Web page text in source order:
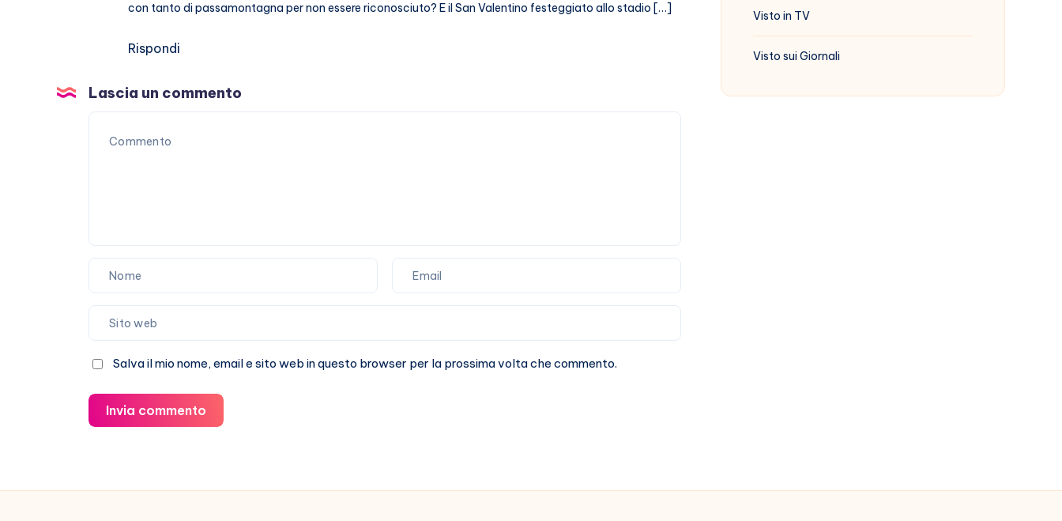
con tanto di passamontagna per non essere riconosciuto? E il San Valentino festeggiato allo stadio […]
Rispondi
Lascia un commento
Salva il mio nome, email e sito web in questo browser per la prossima volta che commento.
Invia commento
Visto in TV
Visto sui Giornali